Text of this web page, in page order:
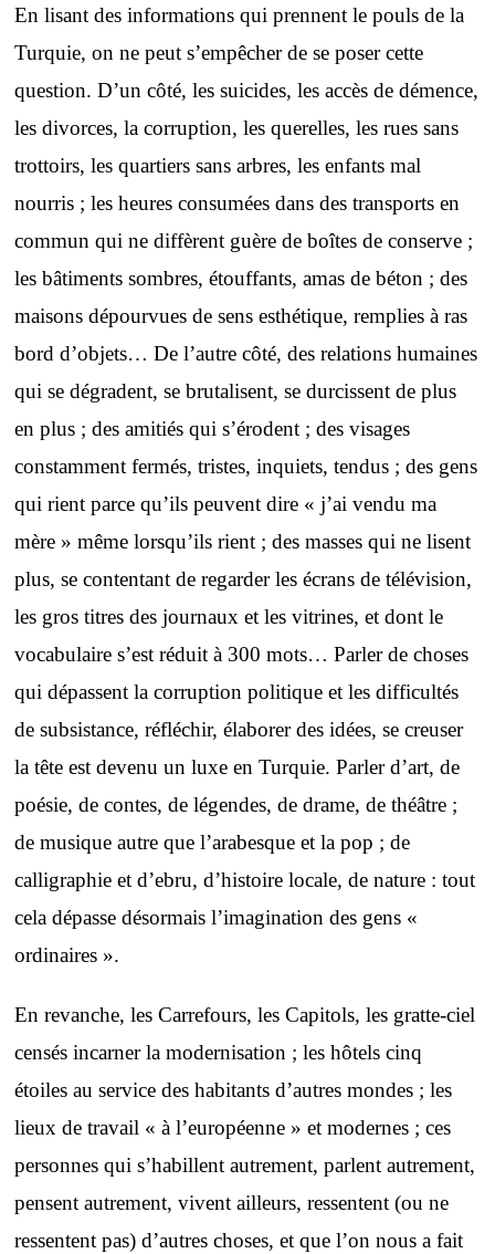
En lisant des informations qui prennent le pouls de la
Turquie, on ne peut s’empêcher de se poser cette
question. D’un côté, les suicides, les accès de démence,
les divorces, la corruption, les querelles, les rues sans
trottoirs, les quartiers sans arbres, les enfants mal
nourris ; les heures consumées dans des transports en
commun qui ne diffèrent guère de boîtes de conserve ;
les bâtiments sombres, étouffants, amas de béton ; des
maisons dépourvues de sens esthétique, remplies à ras
bord d’objets… De l’autre côté, des relations humaines
qui se dégradent, se brutalisent, se durcissent de plus
en plus ; des amitiés qui s’érodent ; des visages
constamment fermés, tristes, inquiets, tendus ; des gens
qui rient parce qu’ils peuvent dire « j’ai vendu ma
mère » même lorsqu’ils rient ; des masses qui ne lisent
plus, se contentant de regarder les écrans de télévision,
les gros titres des journaux et les vitrines, et dont le
vocabulaire s’est réduit à 300 mots… Parler de choses
qui dépassent la corruption politique et les difficultés
de subsistance, réfléchir, élaborer des idées, se creuser
la tête est devenu un luxe en Turquie. Parler d’art, de
poésie, de contes, de légendes, de drame, de théâtre ;
de musique autre que l’arabesque et la pop ; de
calligraphie et d’ebru, d’histoire locale, de nature : tout
cela dépasse désormais l’imagination des gens «
ordinaires ».
En revanche, les Carrefours, les Capitols, les gratte-ciel
censés incarner la modernisation ; les hôtels cinq
étoiles au service des habitants d’autres mondes ; les
lieux de travail « à l’européenne » et modernes ; ces
personnes qui s’habillent autrement, parlent autrement,
pensent autrement, vivent ailleurs, ressentent (ou ne
ressentent pas) d’autres choses, et que l’on nous a fait